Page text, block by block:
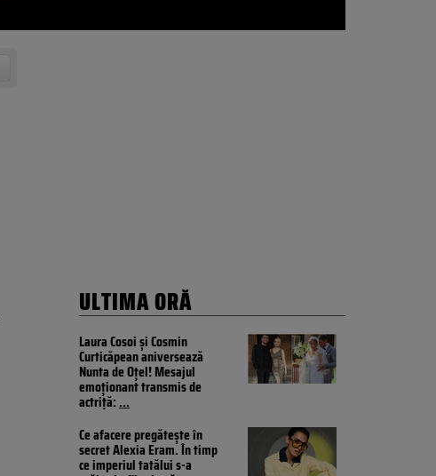
ULTIMA ORĂ
Laura Cosoi și Cosmin
Curticăpean aniversează
Nunta de Oțel! Mesajul
emoționant transmis de
actriță:...
Ce afacere pregătește în
secret Alexia Eram. În timp
ce imperiul tatălui s-a